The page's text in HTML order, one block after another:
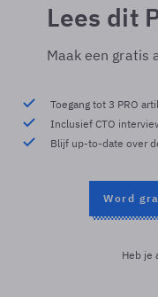
Lees dit
Maak een gratis
Toegang tot 3 PRO
Inclusief CTO
Blijf up-to-date over
Word
Heb je